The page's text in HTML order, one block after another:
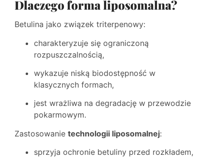
Dlaczego forma liposomalna?
Betulina jako związek triterpenowy:
charakteryzuje się ograniczoną
rozpuszczalnością,
wykazuje niską biodostępność w
klasycznych formach,
jest wrażliwa na degradację w przewodzie
pokarmowym.
Zastosowanie technologii liposomalnej:
sprzyja ochronie betuliny przed rozkładem,